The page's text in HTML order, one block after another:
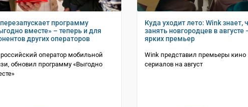
программу
вместе» – теперь и для
других операторов
оператор мобильной
обновил программу «Выгодно
Куда уходит лето: Wink знает,
занять новгородцев в августе
ярких премьер
Wink представил премьеры кино
сериалов на август